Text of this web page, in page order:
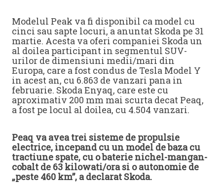
Modelul Peak va fi disponibil ca model cu
cinci sau sapte locuri, a anuntat Skoda pe 31
martie. Acesta va oferi companiei Skoda un
al doilea participant in segmentul SUV-
urilor de dimensiuni medii/mari din
Europa, care a fost condus de Tesla Model Y
in acest an, cu 6.863 de vanzari pana in
februarie. Skoda Enyaq, care este cu
aproximativ 200 mm mai scurta decat Peaq,
a fost pe locul al doilea, cu 4.504 vanzari.
Peaq va avea trei sisteme de propulsie
electrice, incepand cu un model de baza cu
tractiune spate, cu o baterie nichel-mangan-
cobalt de 63 kilowati/ora si o autonomie de
„peste 460 km”, a declarat Skoda.